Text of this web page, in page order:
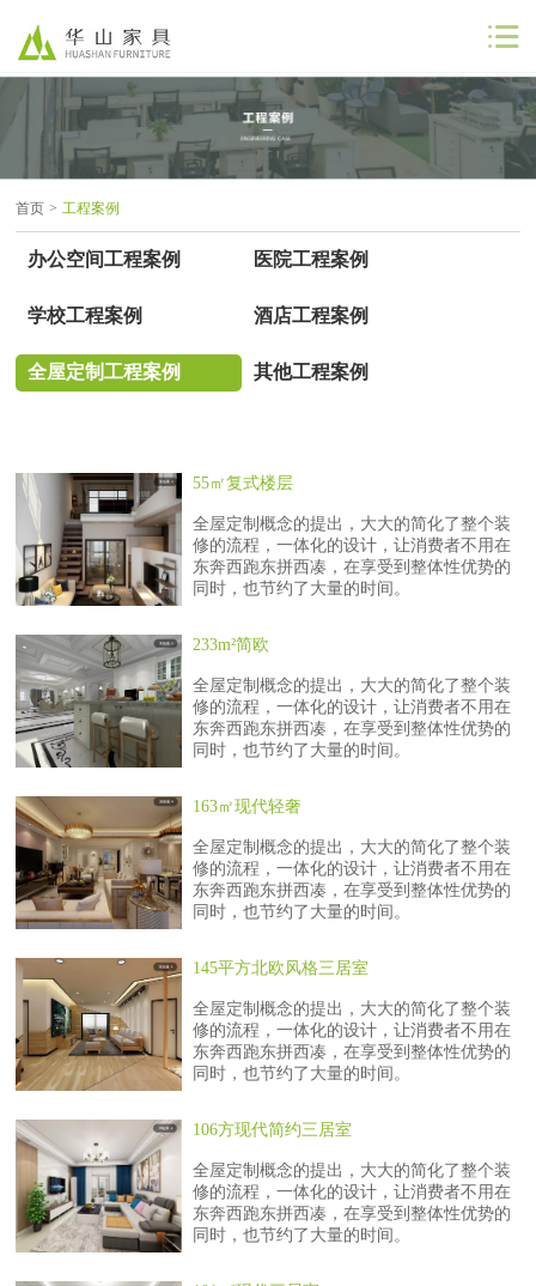
公司首页
公司简介
首页 > 工程案例
办公空间工程案例 医院工程案例
学校工程案例 酒店工程案例
全屋定制工程案例 其他工程案例
55㎡复式楼层
全屋定制概念的提出，大大的简化了整个装
修的流程，一体化的设计，让消费者不用在
东奔西跑东拼西凑，在享受到整体性优势的
同时，也节约了大量的时间。
233m²简欧
全屋定制概念的提出，大大的简化了整个装
修的流程，一体化的设计，让消费者不用在
东奔西跑东拼西凑，在享受到整体性优势的
同时，也节约了大量的时间。
163㎡现代轻奢
全屋定制概念的提出，大大的简化了整个装
修的流程，一体化的设计，让消费者不用在
东奔西跑东拼西凑，在享受到整体性优势的
同时，也节约了大量的时间。
145平方北欧风格三居室
全屋定制概念的提出，大大的简化了整个装
修的流程，一体化的设计，让消费者不用在
东奔西跑东拼西凑，在享受到整体性优势的
同时，也节约了大量的时间。
106方现代简约三居室
全屋定制概念的提出，大大的简化了整个装
修的流程，一体化的设计，让消费者不用在
东奔西跑东拼西凑，在享受到整体性优势的
同时，也节约了大量的时间。